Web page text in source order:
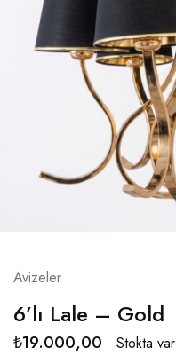
Avizeler
6’lı Lale – Gold
₺19.000,00 Stokta var